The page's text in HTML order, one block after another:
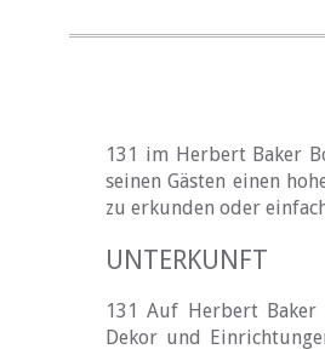
131 im Herbert Baker
seinen Gästen einen
zu erkunden oder
UNTERKUNFT
131 Auf Herbert
Dekor und